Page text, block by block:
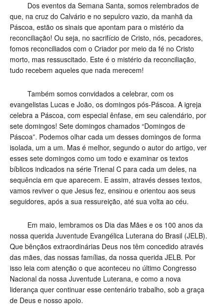
Dos eventos da Semana Santa, somos relembrados de
que, na cruz do Calvário e no sepulcro vazio, da manhã da
Páscoa, estão os sinais que apontam para o mistério da
reconciliação! Ou seja, no sacrifício de Cristo, nós, pecadores,
fomos reconciliados com o Criador por meio da fé no Cristo
morto, mas ressuscitado. Este é o mistério da reconciliação,
tudo recebem aqueles que nada merecem!
Também somos convidados a celebrar, com os
evangelistas Lucas e João, os domingos pós-Páscoa. A igreja
celebra a Páscoa, com especial ênfase, em seu calendário, por
sete domingos! Sete domingos chamados “Domingos de
Páscoa”. Podemos olhar cada um desses domingos de forma
isolada, um a um. Mas é melhor, segundo o autor do artigo, ver
esses sete domingos como um todo e examinar os textos
bíblicos indicados na série Trienal C para cada um deles, na
sequência em que aparecem. E assim, através desses textos,
vamos reviver o que Jesus fez, ensinou e orientou aos seus
seguidores, após a sua ressureição, até sua volta ao céu.
Em maio, lembramos os Dia das Mães e os 100 anos da
nossa querida Juventude Evangélica Luterana do Brasil (JELB).
Que bênçãos extraordinárias Deus nos têm concedido através
das mães, das nossas famílias, da nossa querida JELB. Por
isso leia com atenção o que aconteceu no último Congresso
Nacional da nossa Juventude Luterana, e como a nova
liderança quer continuar esse centenário trabalho, sob a graça
de Deus e nosso apoio.